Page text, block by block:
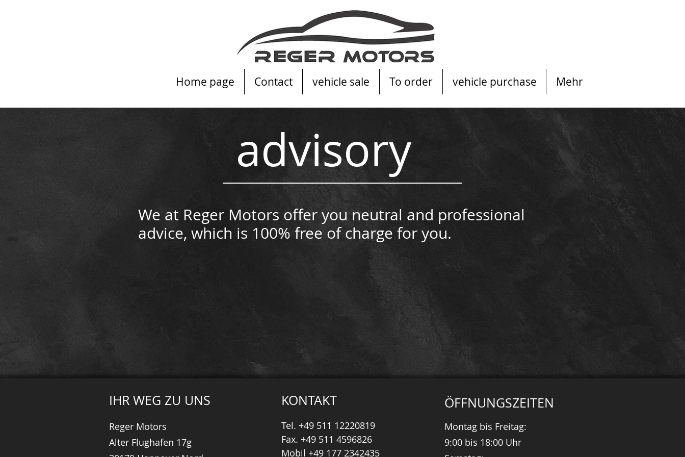
Home page Contact vehicle sale To order vehicle purchase Mehr
advisory
We at Reger Motors offer you neutral and professional
advice, which is 100% free of charge for you.
IHR WEG ZU UNS
Reger Motors
Alter Flughafen 17g
KONTAKT
Tel. +49 511 12220819
Fax. +49 511 4596826
Mobil +49 177 2342435
ÖFFNUNGSZEITEN
Montag bis Freitag:
9:00 bis 18:00 Uhr